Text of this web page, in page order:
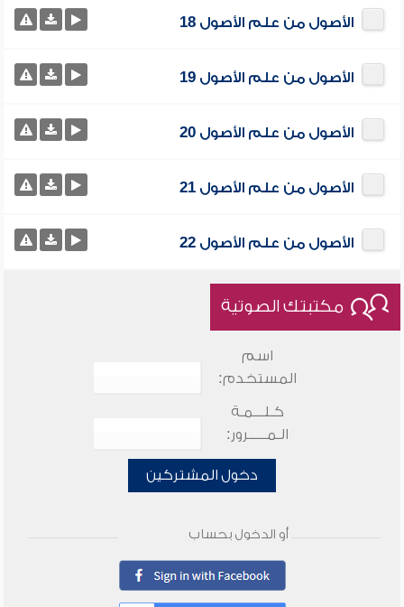
الأصول من علم الأصول 18
الأصول من علم الأصول 19
الأصول من علم الأصول 20
الأصول من علم الأصول 21
الأصول من علم الأصول 22
مكتبتك الصوتية
اسم
المستخدم:
كـلـــمـة
الـمـــــرور:
دخول المشتركين
أو الدخول بحساب